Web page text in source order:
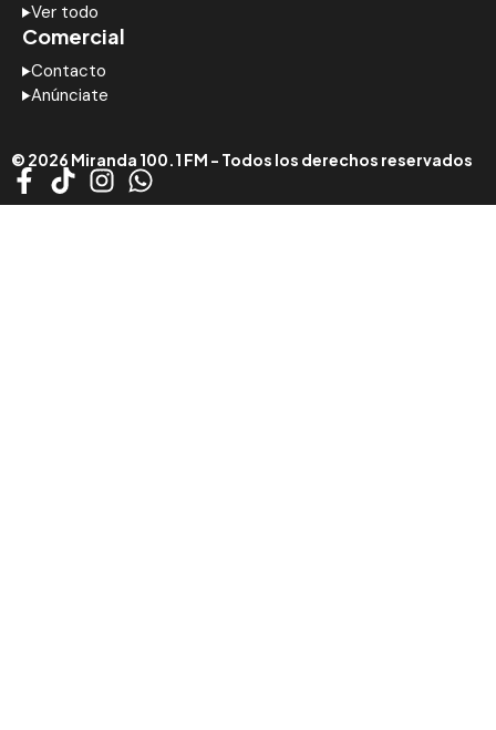
Ver todo
Comercial
Contacto
Anúnciate
© 2026 Miranda 100.1 FM - Todos los derechos reservados